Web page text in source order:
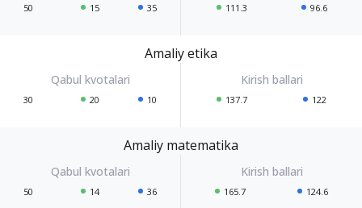
50 15 35 111.3 96.6
Amaliy etika
30 20 10 137.7 122
Amaliy matematika
50 14 36 165.7 124.6